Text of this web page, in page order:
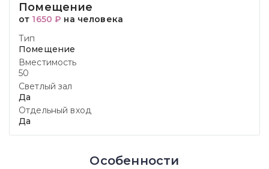
Помещение
от 1650 ₽ на человека
Тип
Помещение
Вместимость
50
Светлый зал
Да
Отдельный вход
Да
Особенности